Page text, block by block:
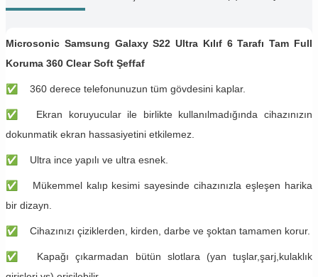
Microsonic Samsung Galaxy S22 Ultra Kılıf 6 Tarafı Tam Full
Koruma 360 Clear Soft Şeffaf
✅ 360 derece telefonunuzun tüm gövdesini kaplar.
✅ Ekran koruyucular ile birlikte kullanılmadığında cihazınızın
dokunmatik ekran hassasiyetini etkilemez.
✅ Ultra ince yapılı ve ultra esnek.
✅ Mükemmel kalıp kesimi sayesinde cihazınızla eşleşen harika
bir dizayn.
✅ Cihazınızı çiziklerden, kirden, darbe ve şoktan tamamen korur.
✅ Kapağı çıkarmadan bütün slotlara (yan tuşlar,şarj,kulaklık